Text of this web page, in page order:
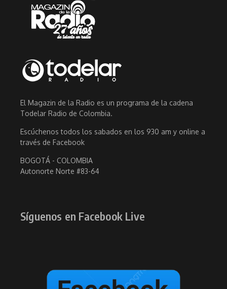
El Magazin de la Radio es un programa de la cadena
Todelar Radio de Colombia.
Escúchenos todos los sabados en los 930 am y online a
través de Facebook
BOGOTÁ - COLOMBIA
Autonorte Norte #83-64
Síguenos en Facebook Live